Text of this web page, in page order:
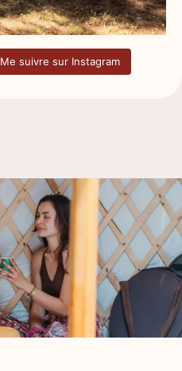
Me suivre sur Instagram